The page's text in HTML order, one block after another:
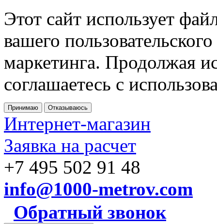
Этот сайт использует
вашего
маркетинга. Продолжая
соглашаетесь с
Принимаю Отказываюсь
Интернет-магазин
Заявка на расчет
+7 495 502 91 48
info@1000-metrov.com
Обратный звонок